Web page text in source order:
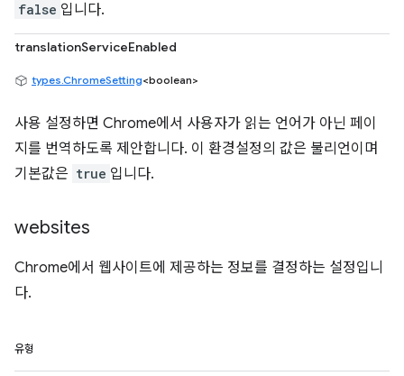
false 입니다.
translationServiceEnabled
types.ChromeSetting<boolean>
사용 설정하면 Chrome에서 사용자가 읽는 언어가 아닌 페이
지를 번역하도록 제안합니다. 이 환경설정의 값은 불리언이며
기본값은 true 입니다.
websites
Chrome에서 웹사이트에 제공하는 정보를 결정하는 설정입니
다.
유형